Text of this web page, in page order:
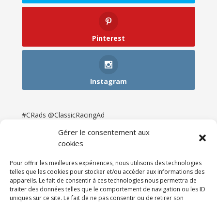
Gérer le consentement aux
cookies
Pour offrir les meilleures expériences, nous utilisons des technologies
telles que les cookies pour stocker et/ou accéder aux informations des
appareils. Le fait de consentir à ces technologies nous permettra de
traiter des données telles que le comportement de navigation ou les ID
uniques sur ce site. Le fait de ne pas consentir ou de retirer son
Pinterest
Instagram
#CRads @ClassicRacingAd